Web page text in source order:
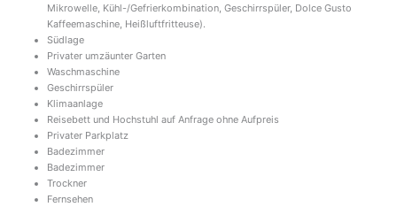
Mikrowelle, Kühl-/Gefrierkombination, Geschirrspüler, Dolce Gusto
Kaffeemaschine, Heißluftfritteuse).
Südlage
Privater umzäunter Garten
Waschmaschine
Geschirrspüler
Klimaanlage
Reisebett und Hochstuhl auf Anfrage ohne Aufpreis
Privater Parkplatz
Badezimmer
Badezimmer
Trockner
Fernsehen